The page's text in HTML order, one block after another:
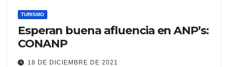
TURISMO
Esperan buena afluencia en ANP’s:
CONANP
18 DE DICIEMBRE DE 2021